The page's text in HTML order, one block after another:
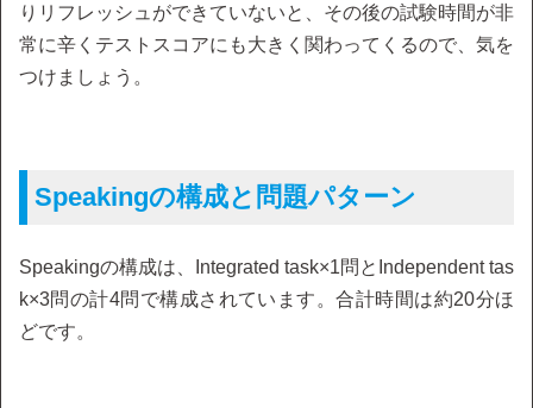
りリフレッシュができていないと、その後の試験時間が非
常に辛くテストスコアにも大きく関わってくるので、気を
つけましょう。
Speakingの構成と問題パターン
Speakingの構成は、Integrated task×1問とIndependent tas
k×3問の計4問で構成されています。合計時間は約20分ほ
どです。